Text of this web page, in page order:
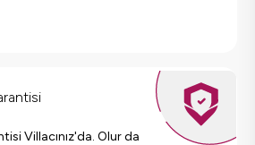
Villacınız'da. Olur da